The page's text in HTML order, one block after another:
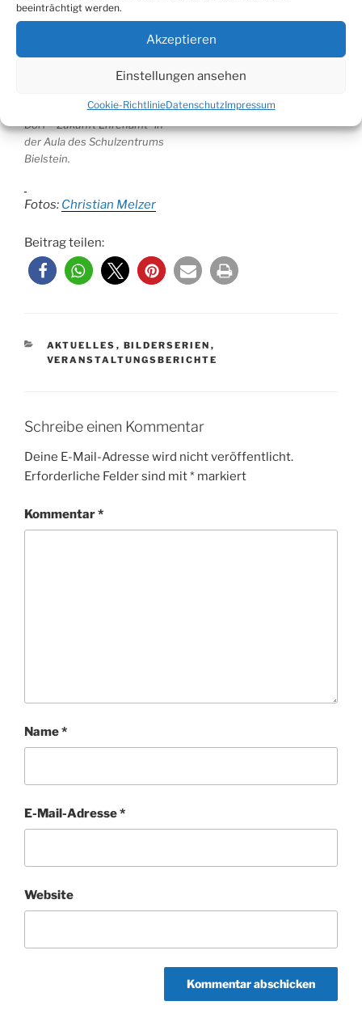
beeinträchtigt werden.
Akzeptieren
Einstellungen ansehen
Cookie-RichtlinieDatenschutzImpressum
WiehlGespräche „Zukunft
Dorf – Zukunft Ehrenamt“ in
der Aula des Schulzentrums
Bielstein.
Fotos: Christian Melzer
Beitrag teilen:
KATEGORIEN
AKTUELLES , BILDERSERIEN ,
VERANSTALTUNGSBERICHTE
Schreibe einen Kommentar
Deine E-Mail-Adresse wird nicht veröffentlicht.
Erforderliche Felder sind mit* markiert
Kommentar*
Name*
E-Mail-Adresse*
Website